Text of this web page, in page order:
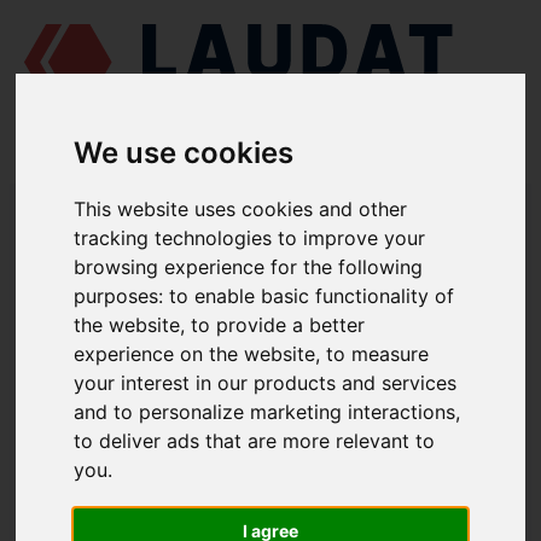
We use cookies
This website uses cookies and other
tracking technologies to improve your
browsing experience for the following
purposes:to enable basic functionality of
the website,to provide a better
experience on the website,to measure
your interest in our products and services
and to personalize marketing interactions,
to deliver ads that are more relevant to
you.
I agree
LAUDAT SUPPLY/MOTORES MARINOS/ MAN L25/30/ PISTÓN
LAUDAT SUPPLY
L25/30
CATEGORIA DE PISTÓN
PISTÓN
NÚMERO DE PIEZA: 034.04.L